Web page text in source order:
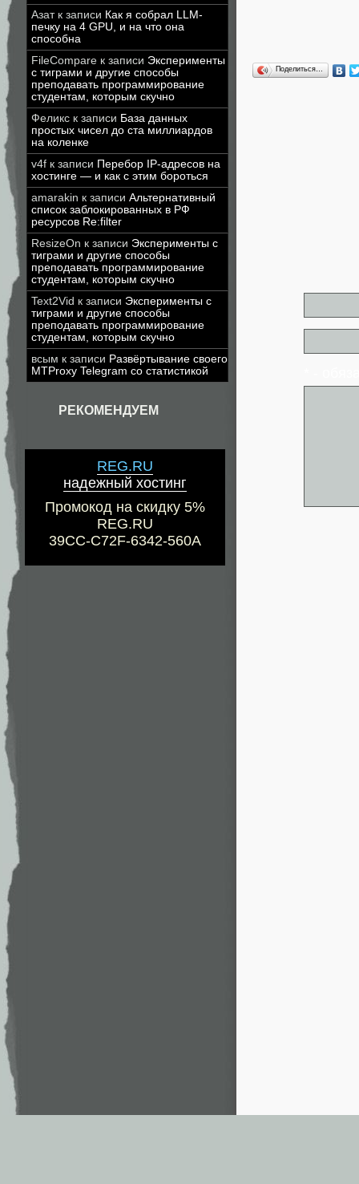
Азатк записи Как я собрал LLM-
печку на 4 GPU, и на что она
способна
FileCompare к записи Эксперименты
с тиграми и другие способы
преподавать программирование
студентам, которым скучно
Феликс к записи База данных
простых чисел до ста миллиардов
на коленке
v4f к записи Перебор IP-адресов на
хостинге — и как с этим бороться
amarakin к записи Альтернативный
список заблокированных в РФ
ресурсов Re:filter
ResizeOn к записи Эксперименты с
тиграми и другие способы
преподавать программирование
студентам, которым скучно
Text2Vid к записи Эксперименты с
тиграми и другие способы
преподавать программирование
студентам, которым скучно
всым к записи Развёртывание своего
MTProxy Telegram со статистикой
РЕКОМЕНДУЕМ
REG.RU
надежный хостинг
Промокод на скидку 5%
REG.RU
39CC-C72F-6342-560A
Поделиться…